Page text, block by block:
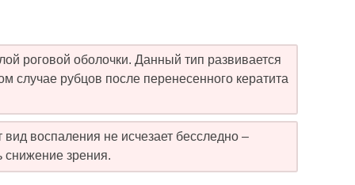
роговой оболочки. Данный тип развивается
случае рубцов после перенесенного кератита
воспаления не исчезает бесследно –
снижение зрения.